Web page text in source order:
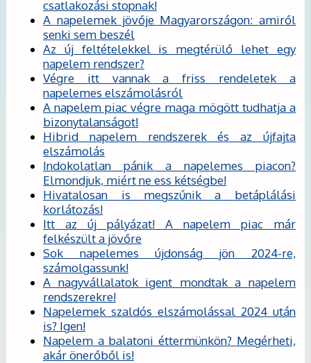
csatlakozási stopnak!
A napelemek jövője Magyarországon: amiről
senki sem beszél
Az új feltételekkel is megtérülő lehet egy
napelem rendszer?
Végre itt vannak a friss rendeletek a
napelemes elszámolásról
A napelem piac végre maga mögött tudhatja a
bizonytalanságot!
Hibrid napelem rendszerek és az újfajta
elszámolás
Indokolatlan pánik a napelemes piacon?
Elmondjuk, miért ne ess kétségbe!
Hivatalosan is megszűnik a betáplálási
korlátozás!
Itt az új pályázat! A napelem piac már
felkészült a jövőre
Sok napelemes újdonság jön 2024-re,
számolgassunk!
A nagyvállalatok igent mondtak a napelem
rendszerekre!
Napelemek szaldós elszámolással 2024 után
is? Igen!
Napelem a balatoni éttermünkön? Megérheti,
akár önerőből is!